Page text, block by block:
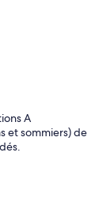
A
et sommiers) de